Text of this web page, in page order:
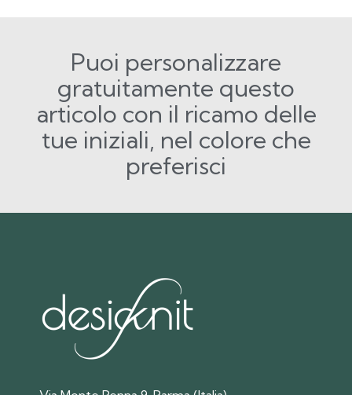
Puoi personalizzare
gratuitamente questo
articolo con il ricamo delle
tue iniziali, nel colore che
preferisci